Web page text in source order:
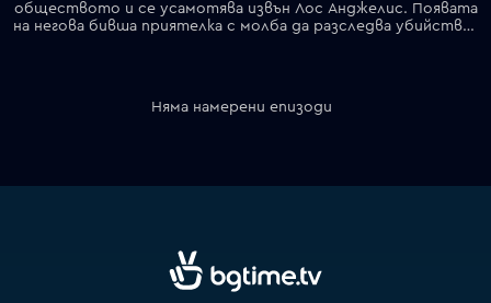
обществото и се усамотява извън Лос Анджелис. Появата
на негова бивша приятелка с молба да разследва убийството на съпругата на ексцентричен актьор обаче го връща в голямата игра…
Няма намерени епизоди